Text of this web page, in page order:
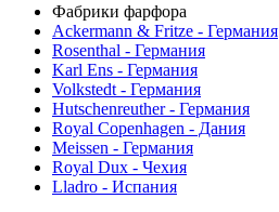
Фабрики фарфора
Ackermann & Fritze - Германия
Rosenthal - Германия
Karl Ens - Германия
Volkstedt - Германия
Hutschenreuther - Германия
Royal Copenhagen - Дания
Meissen - Германия
Royal Dux - Чехия
Lladro - Испания